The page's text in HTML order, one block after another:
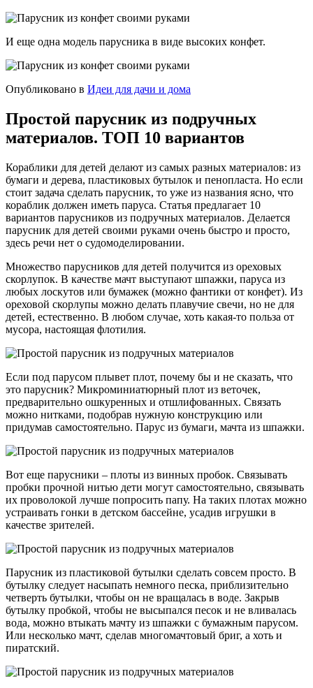
И еще одна модель парусника в виде высоких конфет.
Опубликовано в Идеи для дачи и дома
Простой парусник из подручных
материалов. ТОП 10 вариантов
Кораблики для детей делают из самых разных материалов: из
бумаги и дерева, пластиковых бутылок и пенопласта. Но если
стоит задача сделать парусник, то уже из названия ясно, что
кораблик должен иметь паруса. Статья предлагает 10
вариантов парусников из подручных материалов. Делается
парусник для детей своими руками очень быстро и просто,
здесь речи нет о судомоделировании.
Множество парусников для детей получится из ореховых
скорлупок. В качестве мачт выступают шпажки, паруса из
любых лоскутов или бумажек (можно фантики от конфет). Из
ореховой скорлупы можно делать плавучие свечи, но не для
детей, естественно. В любом случае, хоть какая-то польза от
мусора, настоящая флотилия.
Если под парусом плывет плот, почему бы и не сказать, что
это парусник? Микроминиатюрный плот из веточек,
предварительно ошкуренных и отшлифованных. Связать
можно нитками, подобрав нужную конструкцию или
придумав самостоятельно. Парус из бумаги, мачта из шпажки.
Вот еще парусники – плоты из винных пробок. Связывать
пробки прочной нитью дети могут самостоятельно, связывать
их проволокой лучше попросить папу. На таких плотах можно
устраивать гонки в детском бассейне, усадив игрушки в
качестве зрителей.
Парусник из пластиковой бутылки сделать совсем просто. В
бутылку следует насыпать немного песка, приблизительно
четверть бутылки, чтобы он не вращалась в воде. Закрыв
бутылку пробкой, чтобы не высыпался песок и не вливалась
вода, можно втыкать мачту из шпажки с бумажным парусом.
Или несколько мачт, сделав многомачтовый бриг, а хоть и
пиратский.